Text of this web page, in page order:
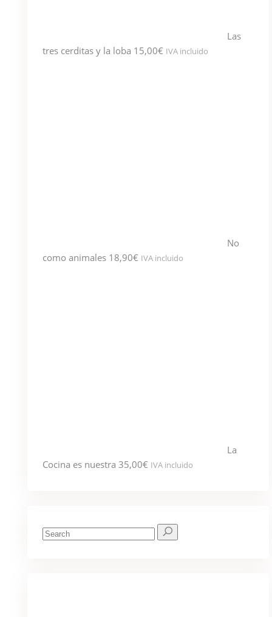
Las
tres cerditas y la loba 15,00€ IVA incluido
No
como animales 18,90€ IVA incluido
La
Cocina es nuestra 35,00€ IVA incluido
Search